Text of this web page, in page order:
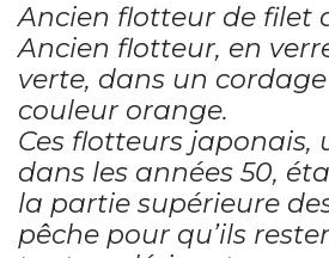
Ancien flotteur de filet
Ancien flotteur, en
verte, dans un
couleur orange.
Ces flotteurs japonais,
dans les années 50,
la partie supérieure
pêche pour qu’ils